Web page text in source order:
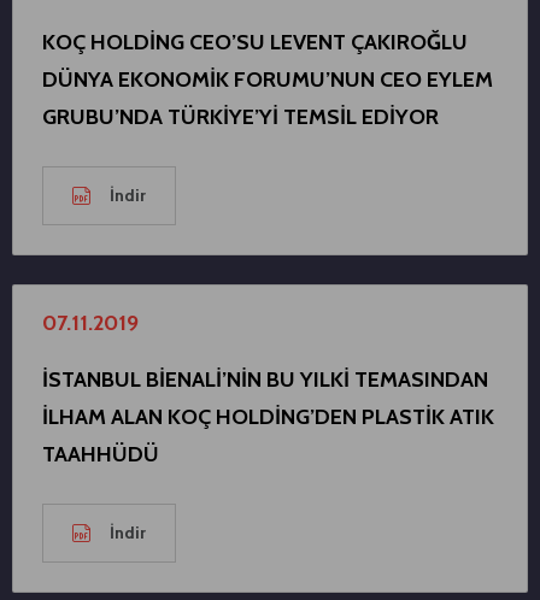
KOÇ HOLDİNG CEO’SU LEVENT ÇAKIROĞLU
DÜNYA EKONOMİK FORUMU’NUN CEO EYLEM
GRUBU’NDA TÜRKİYE’Yİ TEMSİL EDİYOR
İndir
07.11.2019
İSTANBUL BİENALİ’NİN BU YILKİ TEMASINDAN
İLHAM ALAN KOÇ HOLDİNG’DEN PLASTİK ATIK
TAAHHÜDÜ
İndir